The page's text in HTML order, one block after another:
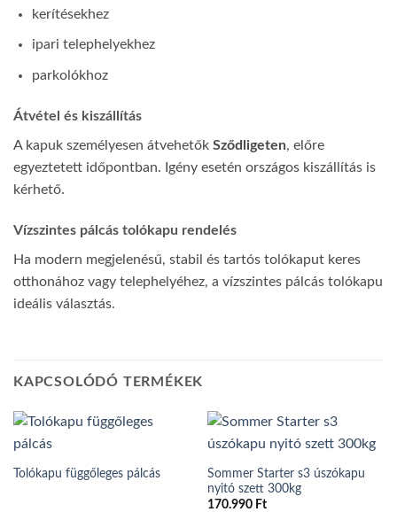
kerítésekhez
ipari telephelyekhez
parkolókhoz
Átvétel és kiszállítás
A kapuk személyesen átvehetők Sződligeten, előre
egyeztetett időpontban. Igény esetén országos kiszállítás is
kérhető.
Vízszintes pálcás tolókapu rendelés
Ha modern megjelenésű, stabil és tartós tolókaput keres
otthonához vagy telephelyéhez, a vízszintes pálcás tolókapu
ideális választás.
KAPCSOLÓDÓ TERMÉKEK
Tolókapu függőleges pálcás
Sommer Starter s3 úszókapu
nyitó szett 300kg
170.990 Ft